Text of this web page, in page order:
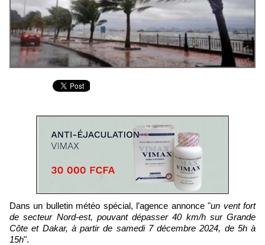
Dans un bulletin météo spécial, l’agence annonce "un vent fort
de secteur Nord-est, pouvant dépasser 40 km/h sur Grande
Côte et Dakar, à partir de samedi 7 décembre 2024, de 5h à
15h".